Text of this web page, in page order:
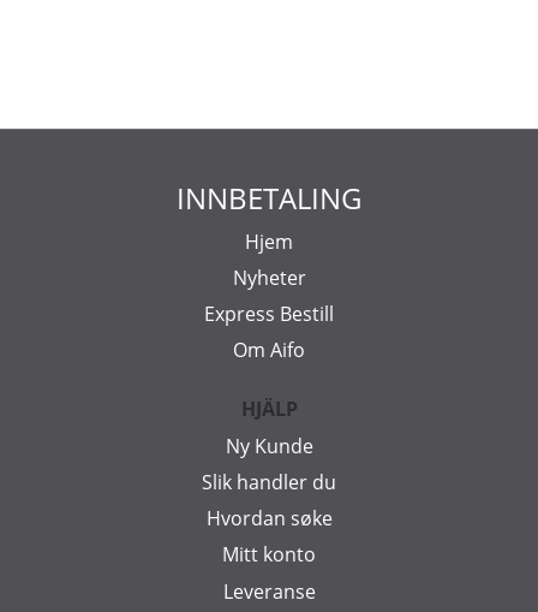
INNBETALING
Hjem
Nyheter
Express Bestill
Om Aifo
HJÄLP
Ny Kunde
Slik handler du
Hvordan søke
Mitt konto
Leveranse